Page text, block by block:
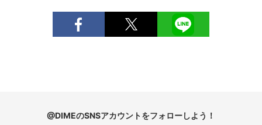
@DIMEのSNSアカウントをフォローしよう！